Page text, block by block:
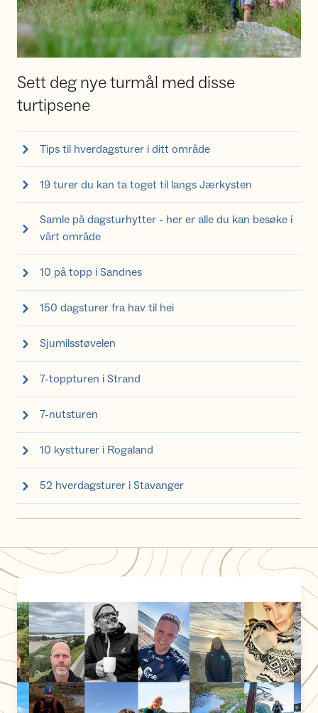
Sett deg nye turmål med disse
turtipsene
Tips til hverdagsturer i ditt område
19 turer du kan ta toget til langs Jærkysten
Samle på dagsturhytter - her er alle du kan besøke i
vårt område
10 på topp i Sandnes
150 dagsturer fra hav til hei
Sjumilsstøvelen
7-toppturen i Strand
7-nutsturen
10 kystturer i Rogaland
52 hverdagsturer i Stavanger